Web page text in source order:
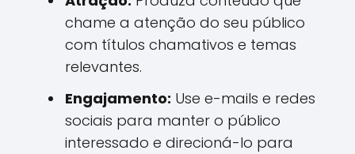
chame a atenção do seu público
com títulos chamativos e temas
relevantes.
Engajamento: Use e-mails e redes
sociais para manter o público
interessado e direcioná-lo para